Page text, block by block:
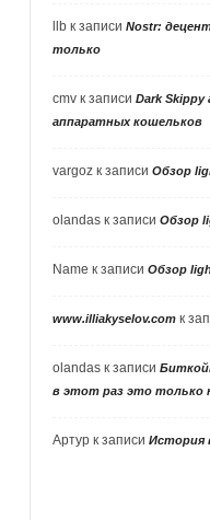
llb к записиNostr:
только
cmv к записиDark
аппаратных кошельков
vargoz к записиОбзор
olandas к записиОбзор
Name к записиОбзор
www.illiakyselov.com к
olandas к записи
в этот раз это только
Артур к записиИстория